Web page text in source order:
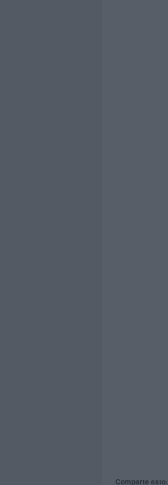
Comparte esto: